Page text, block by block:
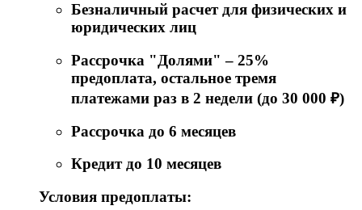
Безналичный расчет для физических и
юридических лиц
Рассрочка "Долями" – 25%
предоплата, остальное тремя
платежами раз в 2 недели (до 30 000 ₽)
Рассрочка до 6 месяцев
Кредит до 10 месяцев
Условия предоплаты: